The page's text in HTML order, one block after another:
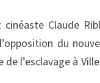
Claude
du
l’esclavage à